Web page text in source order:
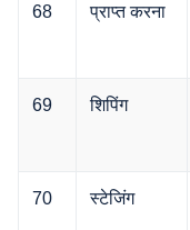
68 प्राप्त करना
69 शिपिंग
70 स्टेजिंग